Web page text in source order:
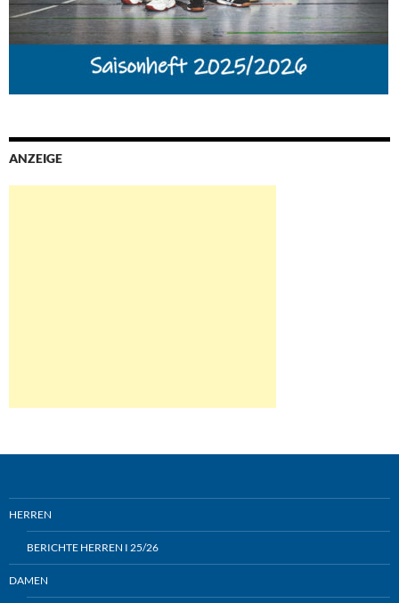
ANZEIGE
HERREN
BERICHTE HERREN I 25/26
DAMEN